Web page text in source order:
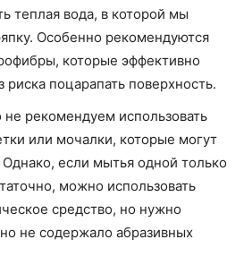
теплая вода, в которой мы
Особенно рекомендуются
которые эффективно
риска поцарапать поверхность.
рекомендуем использовать
или мочалки, которые могут
если мытья одной только
можно использовать
средство, но нужно
не содержало абразивных